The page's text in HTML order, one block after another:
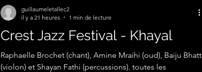
Crest Jazz Festival - Khayal
Raphaelle Brochet (chant), Amine Mraihi (oud), Baiju Bhatt
(violon) et Shayan Fathi (percussions). toutes les
guillaumeletallec2
il y a 21 heures
1 min de lecture